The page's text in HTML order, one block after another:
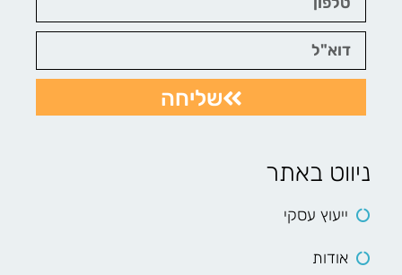
שליחה
ניווט באתר
ייעוץ עסקי
אודות